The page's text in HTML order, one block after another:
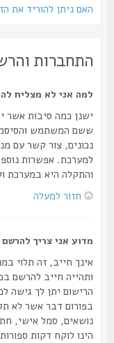
האם ניתן להוריד את
התחברות
למה אני לא מצליח
ישנן כמה סיבות אשר
ששם המשתמש והסיסמה
נכונים, צור קשר עם מנהל
למערכת. אפשרות נוספת
והתקלה היא במערכת ולא
חזור למעלה
מדוע אני צריך להרשם
אינך חייב, זה תלוי
ותהייה חייב להרשם בכדי
הרישום יתן לך גישה
בפורום דבר אשר לא תקבל
נושאים, סמל אישי,
הינו לוקח דקות ספורות